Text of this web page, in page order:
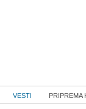
VESTI PRIPREMA